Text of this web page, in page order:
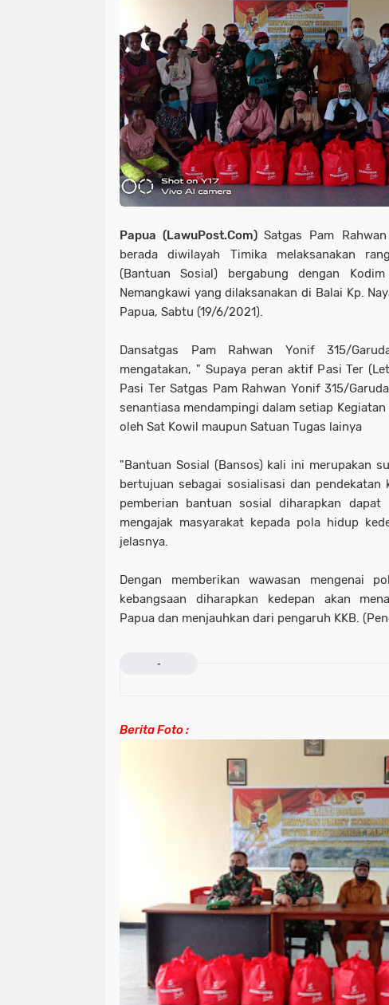
Papua (LawuPost.Com)Satgas Pam
berada diwilayah Timika melaksanakan
(Bantuan Sosial) bergabung dengan
Nemangkawi yang dilaksanakan di Balai Kp.
Papua, Sabtu (19/6/2021).
Dansatgas Pam Rahwan Yonif 315/
mengatakan, " Supaya peran aktif Pasi Ter
Pasi Ter Satgas Pam Rahwan Yonif 315/
senantiasa mendampingi dalam setiap
oleh Sat Kowil maupun Satuan Tugas lainya
"Bantuan Sosial (Bansos) kali ini merupakan
bertujuan sebagai sosialisasi dan pendekatan
pemberian bantuan sosial diharapkan dapat
mengajak masyarakat kepada pola hidup
jelasnya.
Dengan memberikan wawasan mengenai
kebangsaan diharapkan kedepan akan
Papua dan menjauhkan dari pengaruh KKB.
-
Berita Foto :